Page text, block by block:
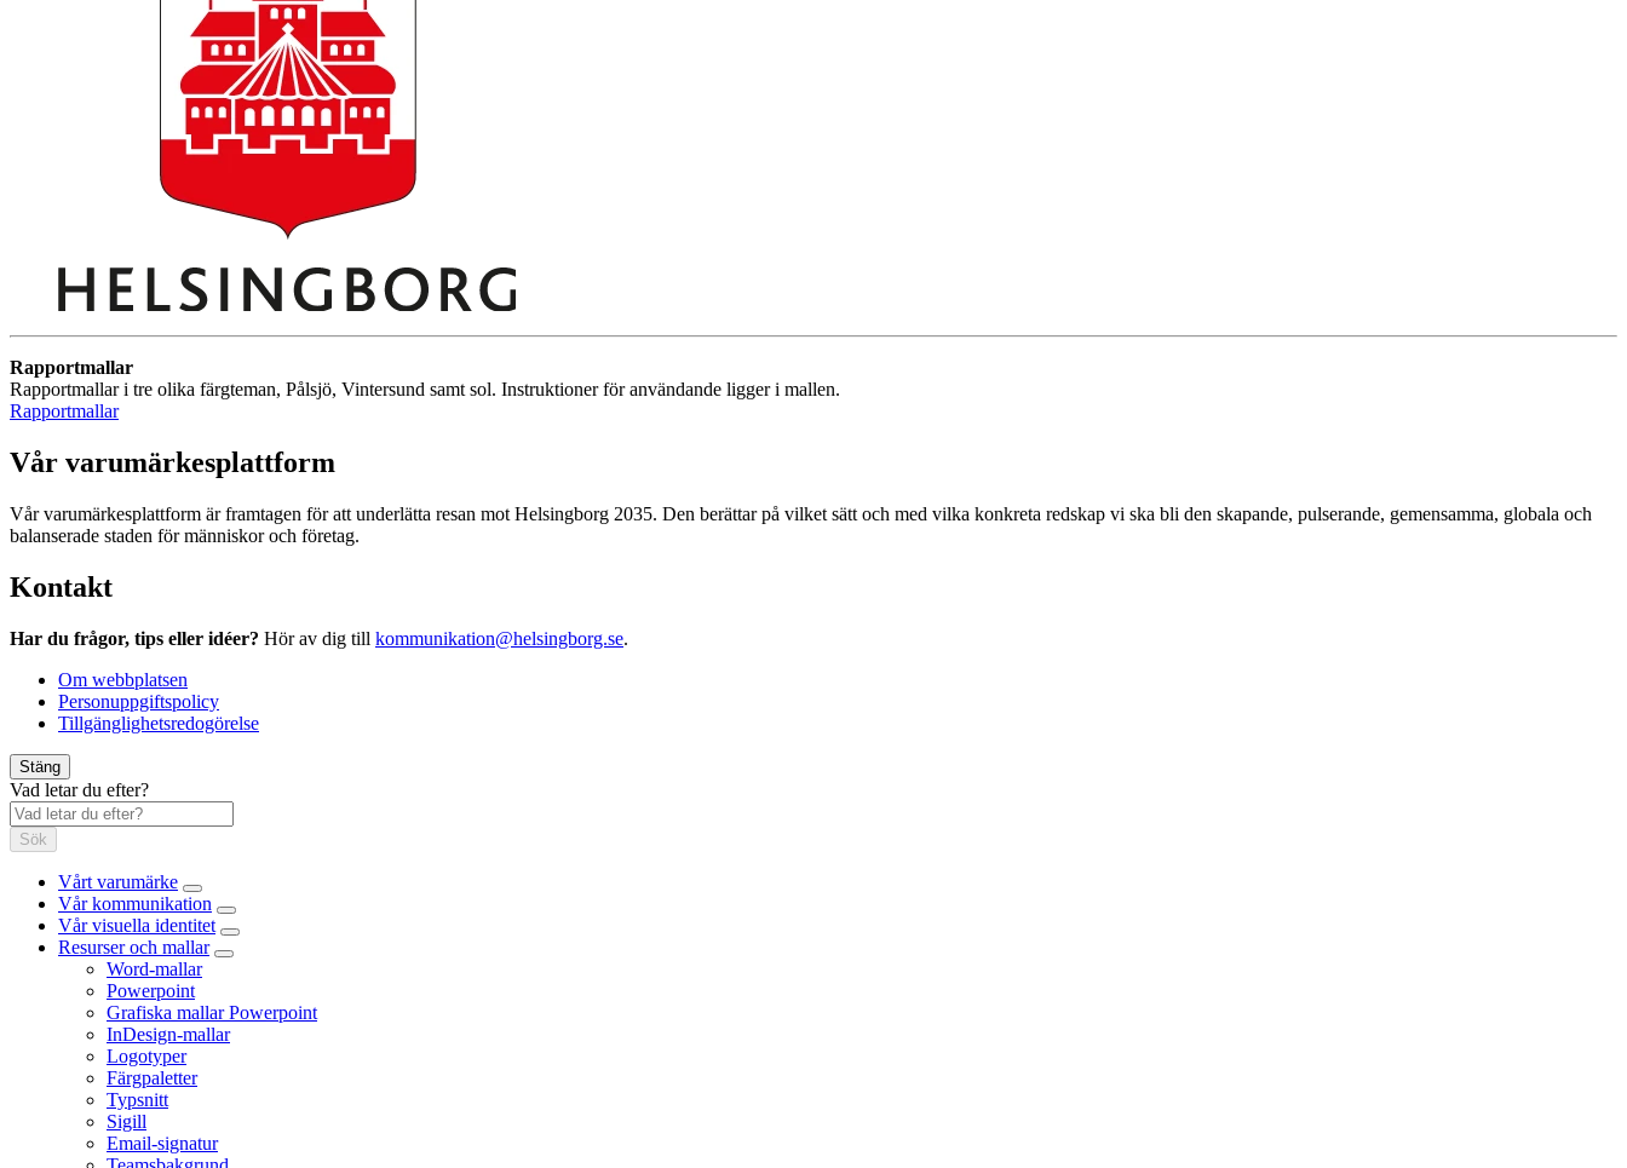
Rapportmallar
Rapportmallar i tre olika färgteman, Pålsjö, Vintersund samt sol. Instruktioner för användande ligger i mallen.
Rapportmallar
Vår varumärkesplattform
Vår varumärkesplattform är framtagen för att underlätta resan mot Helsingborg 2035. Den berättar på vilket sätt och med vilka konkreta redskap vi ska bli den skapande, pulserande, gemensamma, globala och
balanserade staden för människor och företag.
Kontakt
Har du frågor, tips eller idéer? Hör av dig till kommunikation@helsingborg.se.
Om webbplatsen
Personuppgiftspolicy
Tillgänglighetsredogörelse
Stäng
Vad letar du efter?
Sök
Vårt varumärke
Vår kommunikation
Vår visuella identitet
Resurser och mallar
Word-mallar
Powerpoint
Grafiska mallar Powerpoint
InDesign-mallar
Logotyper
Färgpaletter
Typsnitt
Sigill
Email-signatur